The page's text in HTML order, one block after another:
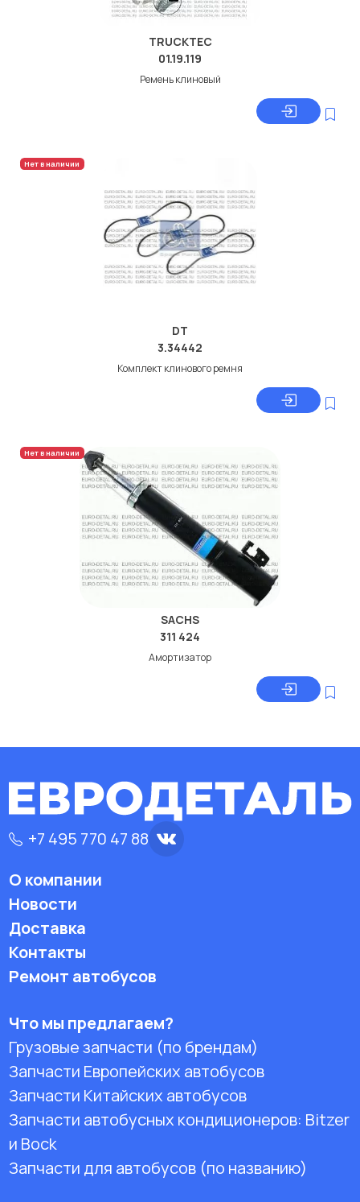
TRUCKTEC
01.19.119
Ремень клиновый
Нет в наличии
DT
3.34442
Комплект клинового ремня
Нет в наличии
SACHS
311 424
Амортизатор
+7 495 770 47 88
О компании
Новости
Доставка
Контакты
Ремонт автобусов
Что мы предлагаем?
Грузовые запчасти (по брендам)
Запчасти Европейских автобусов
Запчасти Китайских автобусов
Запчасти автобусных кондиционеров: Bitzer
и Bock
Запчасти для автобусов (по названию)